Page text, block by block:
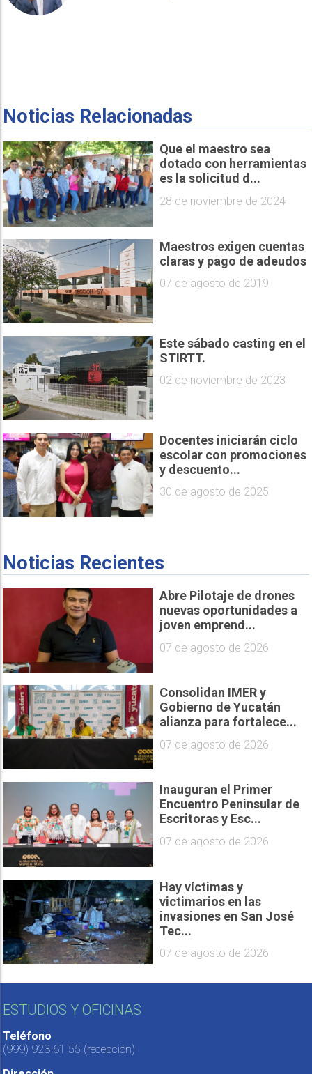
Noticias Relacionadas
Que el maestro sea
dotado con herramientas
es la solicitud d...
28 de noviembre de 2024
Maestros exigen cuentas
claras y pago de adeudos
07 de agosto de 2019
Este sábado casting en el
STIRTT.
02 de noviembre de 2023
Docentes iniciarán ciclo
escolar con promociones
y descuento...
30 de agosto de 2025
Noticias Recientes
Abre Pilotaje de drones
nuevas oportunidades a
joven emprend...
07 de agosto de 2026
Consolidan IMER y
Gobierno de Yucatán
alianza para fortalece...
07 de agosto de 2026
Inauguran el Primer
Encuentro Peninsular de
Escritoras y Esc...
07 de agosto de 2026
Hay víctimas y
victimarios en las
invasiones en San José
Tec...
07 de agosto de 2026
ESTUDIOS Y OFICINAS
Teléfono
(999) 923 61 55 (recepción)